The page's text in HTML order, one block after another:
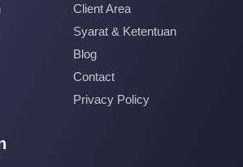
Client Area
Syarat & Ketentuan
Blog
Contact
Privacy Policy